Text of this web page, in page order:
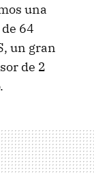
una
64
un gran
de 2